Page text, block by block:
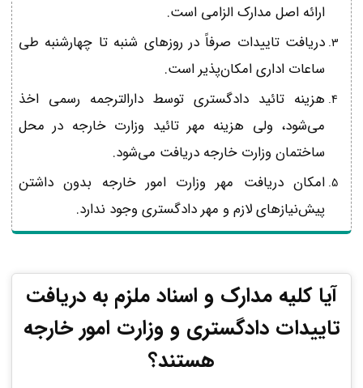
ارائه اصل مدارک الزامی است.
دریافت تاییدات صرفاً در روزهای شنبه تا چهارشنبه طی
ساعات اداری امکان‌پذیر است.
هزینه تائید دادگستری توسط دارالترجمه رسمی اخذ
می‌شود، ولی هزینه مهر تائید وزارت خارجه در محل
ساختمان وزارت خارجه دریافت می‌شود.
امکان دریافت مهر وزارت امور خارجه بدون داشتن
پیش‌نیازهای لازم و مهر دادگستری وجود ندارد.
آیا کلیه مدارک و اسناد ملزم به دریافت
تاییدات دادگستری و وزارت امور خارجه
هستند؟